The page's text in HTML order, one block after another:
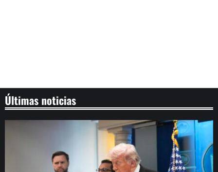
Últimas noticias